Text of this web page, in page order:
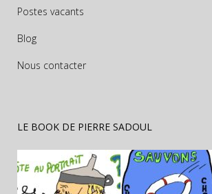
Postes vacants
Blog
Nous contacter
LE BOOK DE PIERRE SADOUL